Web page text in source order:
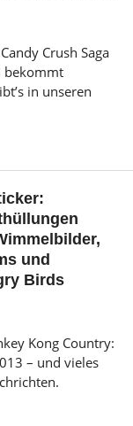
Crush Saga
bekommt
in unseren
und
Birds
Kong Country:
– und vieles